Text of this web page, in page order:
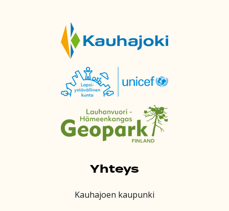
Yhteys
Kauhajoen kaupunki